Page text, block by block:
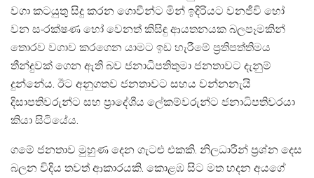
වගා කටයුතු සිදු කරන ගොවීන්ට මින් ඉදිරියට වනජීවි හෝ
වන සංරක්ෂණ හෝ වෙනත් කිසිඳු ආයතනයක බලපෑමකින්
තොරව වගාව කරගෙන යාමට ඉඩ හැරීමේ ප්‍රතිපත්තිමය
තීන්දුවක් ගෙන ඇති බව ජනාධිපතිතුමා ජනතාවට දැනුම්
දුන්නේය. ඊට අනුගතව ජනතාවට සහය වන්නනැයි
දිසාපතිවරුන්ට සහ ප්‍රාදේශීය ලේකම්වරුන්ට ජනාධිපතිවරයා
කියා සිටියේය.
ගමේ ජනතාව මුහුණ දෙන ගැටළු එකකි. නිලධාරීන් ප්‍රශ්න දෙස
බලන විදිය තවත් ආකාරයකි. කොළඹ සිට මත හදන අයගේ